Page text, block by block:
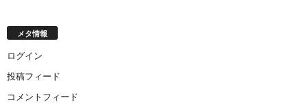
メタ情報
ログイン
投稿フィード
コメントフィード